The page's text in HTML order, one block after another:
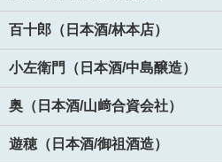
百十郎（日本酒/林本店）
小左衛門（日本酒/中島醸造）
奥（日本酒/山﨑合資会社）
遊穂（日本酒/御祖酒造）